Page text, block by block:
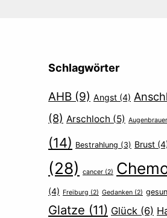
Schlagwörter
AHB (9) Angst (4)
(8) Arschloch (5)
(14) Bestrahlung (3) Brust
(28)
cancer (2)
(4) Freiburg (2) Gedanken (2)
Glatze (11) Glück (6)